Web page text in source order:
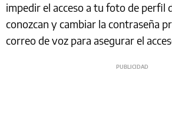
impedir el acceso a tu foto de perfil
conozcan y cambiar la contraseña
correo de voz para asegurar el